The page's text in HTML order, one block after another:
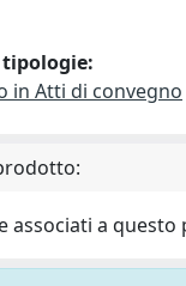
in Atti di convegno
associati a